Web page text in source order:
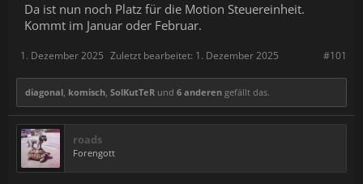
Da ist nun noch Platz für die Motion Steuereinheit.
Kommt im Januar oder Februar.
#101
1. Dezember 2025 Zuletzt bearbeitet: 1. Dezember 2025
diagonal, komisch, SolKutTeR und 6 anderen gefällt das.
roads
Forengott